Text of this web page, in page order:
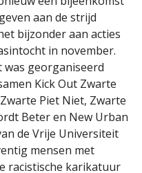
aan de strijd
bijzonder aan acties
in november.
was georganiseerd
Kick Out Zwarte
Piet Niet, Zwarte
Beter en New Urban
de Vrije Universiteit
mensen met
racistische karikatuur